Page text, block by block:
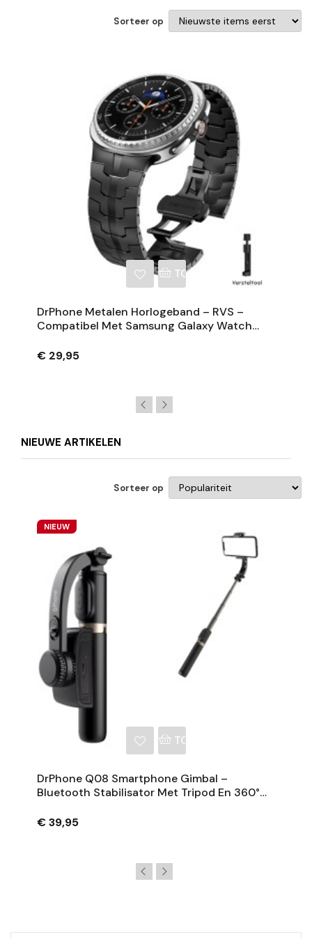
Sorteer op
TOEVOEGEN AAN
DrPhone Metalen Horlogeband – RVS –
Compatibel Met Samsung Galaxy Watch
€ 29,95
NIEUWE ARTIKELEN
Sorteer op
NIEUW
TOEVOEGEN AAN
DrPhone Q08 Smartphone Gimbal –
Bluetooth Stabilisator Met Tripod En 360°
€ 39,95